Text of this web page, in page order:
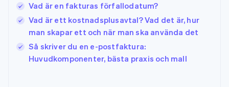
Vad är en fakturas förfallodatum?
Vad är ett kostnadsplusavtal? Vad det är, hur
man skapar ett och när man ska använda det
Så skriver du en e-postfaktura:
Huvudkomponenter, bästa praxis och mall
Japan
日本語 English
EnglishFrançais
Kroatien
EnglishItaliano